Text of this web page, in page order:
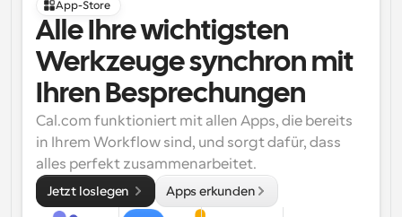
App-Store
Alle Ihre wichtigsten
Werkzeuge synchron mit
Ihren Besprechungen
Cal.com funktioniert mit allen Apps, die bereits
in Ihrem Workflow sind, und sorgt dafür, dass
alles perfekt zusammenarbeitet.
Jetzt loslegen Apps erkunden